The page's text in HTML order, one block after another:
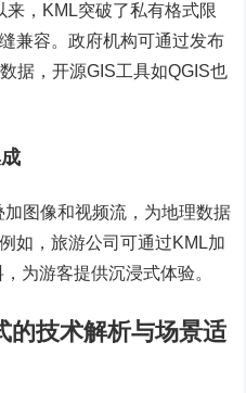
来，KML突破了私有格式限
兼容。政府机构可通过发布
据，开源GIS工具如QGIS也
图像和视频流，为地理数据
如，旅游公司可通过KML加
为游客提供沉浸式体验。
的技术解析与场景适